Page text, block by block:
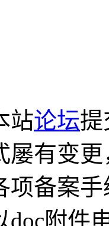
站论坛提
屡有变
项备案
doc附件